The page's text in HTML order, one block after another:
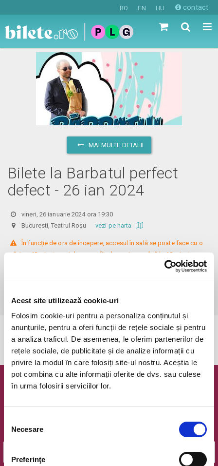
Acest site utilizează cookie-uri
Folosim cookie-uri pentru a personaliza conținutul și
anunțurile, pentru a oferi funcții de rețele sociale și pentru
a analiza traficul. De asemenea, le oferim partenerilor de
rețele sociale, de publicitate și de analize informații cu
privire la modul în care folosiți site-ul nostru. Aceștia le
pot combina cu alte informații oferite de dvs. sau culese
în urma folosirii serviciilor lor.
consimțământului
Necesare
Preferinţe
RO EN HU contact
MAI MULTE DETALII
Bilete la Barbatul perfect
defect - 26 ian 2024
vineri, 26 ianuarie 2024 ora 19:30
Bucuresti, Teatrul Roșu vezi pe harta
În funcție de ora de începere, accesul în sală se poate face cu o
oră / cu 40 minute mai devreme, fiind permis cu până la 10 minute
înainte de spectacol. Așezarea se realizează la mese de 2 (nr. limitat), 3
Informații suplimentare, la nr. de telefon 0773 825 249.
Evenimentul a expirat.
Newsletter @ Bilete.ro
Email